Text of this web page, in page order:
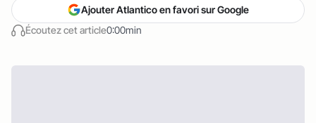
Écoutez cet article0:00min
Ajouter Atlantico en favori sur Google